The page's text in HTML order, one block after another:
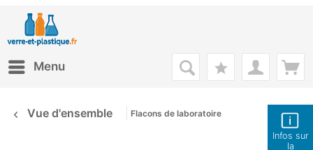
Infos sur
la
Menu
Vue d'ensemble Flacons de laboratoire